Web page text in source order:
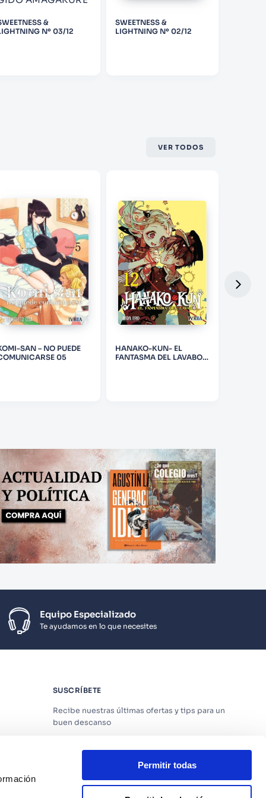
Permitir todas
&
Nº 03/12
SWEETNESS &
LIGHTNING Nº 02/12
VER TODOS
SAN – NO PUEDE
05
HANAKO-KUN- EL
FANTASMA DEL LAVABO
Equipo Especializado
Te ayudamos en lo que necesites
SUSCRÍBETE
Recibe nuestras últimas ofertas y tips para un
buen descanso
Acepto losTérminos y CondicionesyPolítica